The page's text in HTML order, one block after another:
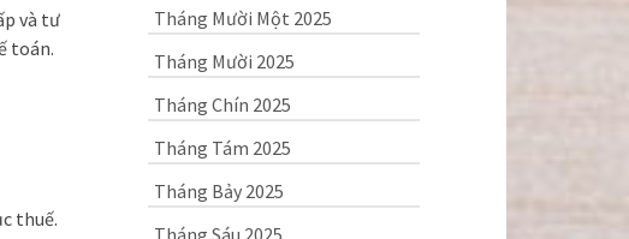
và tư
toán.
thuế.
Tháng Mười Một 2025
Tháng Mười 2025
Tháng Chín 2025
Tháng Tám 2025
Tháng Bảy 2025
Tháng Sáu 2025